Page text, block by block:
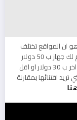
المواقع تختلف
من حيث الاثمنة المعروضة فمثلا تجد موقع يقدم لك جهاز ب 50 دولار
في حين انه يمكنك ان تجد نفس الجهاز في موقع اخر ب 30 دولار او اقل
اقتنائها بمقارنة